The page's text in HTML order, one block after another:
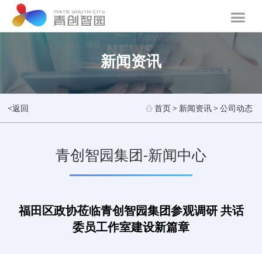
新闻资讯
<返回 首页> 新闻资讯>公司动态
青创智园集团-新闻中心
福田区政协莅临青创智园集团参观调研 共话
委员工作室建设新篇章